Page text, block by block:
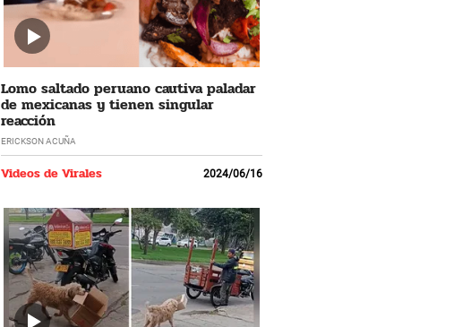
Lomo saltado peruano cautiva paladar
de mexicanas y tienen singular
reacción
ERICKSON ACUÑA
Videos de Virales 2024/06/16